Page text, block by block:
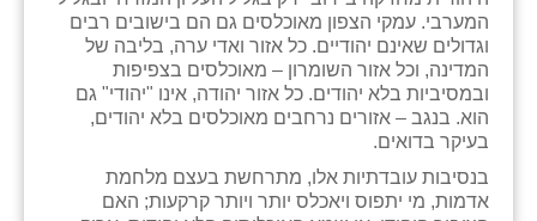
המערבי. עמקי הצפון מאוכלסים גם הם בישובים רבים
וגדולים שאינם יהודיים. כל אזור ואדי ערה, בליבה של
המדינה, וכל אזור השומרון – מאוכלסים בצפיפות
ובמסיביות בלא יהודים. כל אזור יהודה, אינו "יהודי" גם
הוא. בנגב – אזורים נרחבים מאוכלסים בלא יהודים,
בעיקר בדואים.
בנסיבות עובדתיות אלו, מתרחשת בעצם מלחמת
אדמות, מי יתפוס ויאכלס יותר ויותר קרקעות; האם